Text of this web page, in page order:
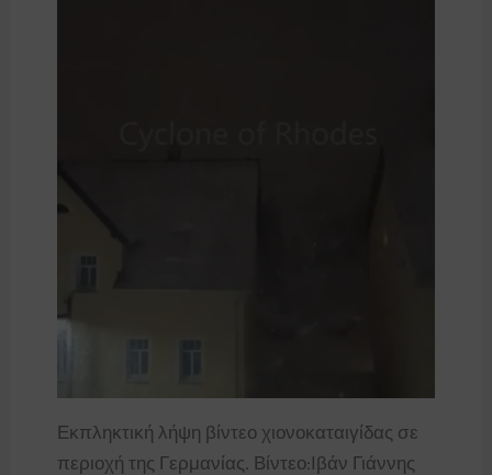
Εκπληκτική λήψη βίντεο χιονοκαταιγίδας σε
περιοχή της Γερμανίας. Βίντεο:Ιβάν Γιάννης